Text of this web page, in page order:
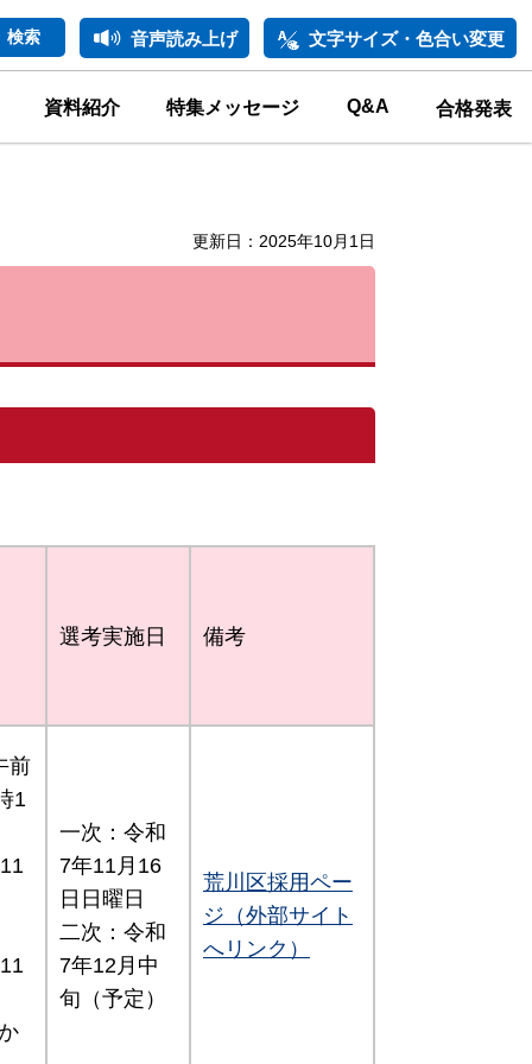
音声読み上げ 文字サイズ・色合い変更
資料紹介 特集メッセージ Q&A 合格発表
更新日：2025年10月1日
選考実施日 備考
前
1
一次：令和
7年11月16
日日曜日
二次：令和
7年12月中
旬（予定）
荒川区採用ペー
ジ（外部サイト
へリンク）